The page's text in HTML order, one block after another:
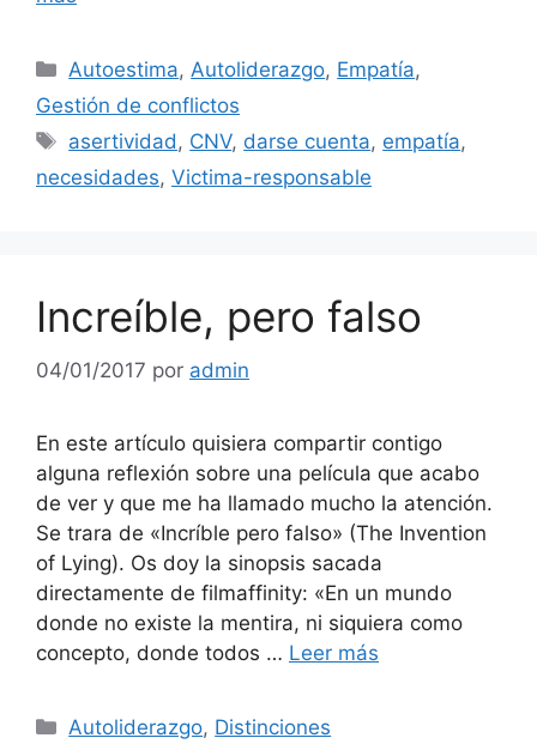
Categorías
Autoestima,Autoliderazgo, Empatía,
Gestión de conflictos
Etiquetas
asertividad, CNV, darse cuenta, empatía,
necesidades, Victima-responsable
Increíble, pero falso
04/01/2017 por admin
En este artículo quisiera compartir contigo
alguna reflexión sobre una película que acabo
de ver y que me ha llamado mucho la atención.
Se trara de «Incríble pero falso» (The Invention
of Lying). Os doy la sinopsis sacada
directamente de filmaffinity: «En un mundo
donde no existe la mentira, ni siquiera como
concepto, donde todos … Leer más
Categorías
Autoliderazgo, Distinciones